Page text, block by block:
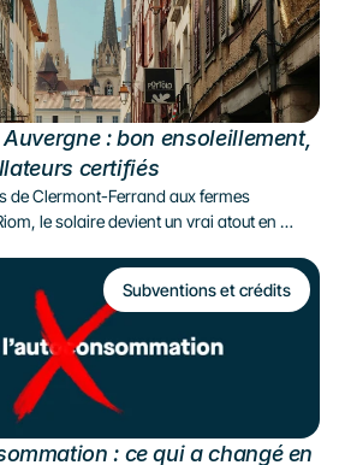
: bon ensoleillement,
certifiés
de Clermont-Ferrand aux fermes
le solaire devient un vrai atout en
et parfaitement adapté au climat de la
Subventions et crédits
: ce qui a changé en